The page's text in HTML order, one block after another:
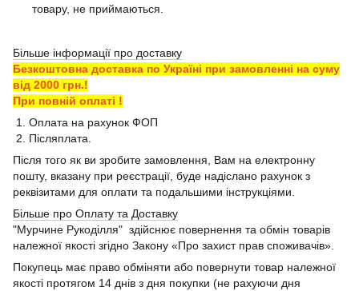
товару, не приймаються.
Більше інформації про доставку
Безкоштовна доставка по Україні при замовленні на суму
від 2000 грн.!
При повній оплаті !
1. Оплата на рахунок ФОП
2. Післяплата.
Після того як ви зробите замовлення, Вам на електронну
пошту, вказану при реєстрації, буде надіслано рахунок з
реквізитами для оплати та подальшими інструкціями.
Більше про Оплату та Доставку
"Мурчине Рукоділля" здійснює повернення та обмін товарів
належної якості згідно Закону «Про захист прав споживачів».
Покупець має право обміняти або повернути товар належної
якості протягом 14 днів з дня покупки (не рахуючи дня